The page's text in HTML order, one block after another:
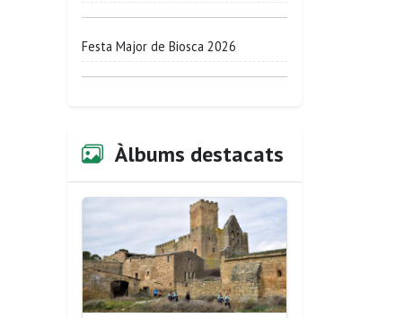
Festa Major de Biosca 2026
Àlbums destacats